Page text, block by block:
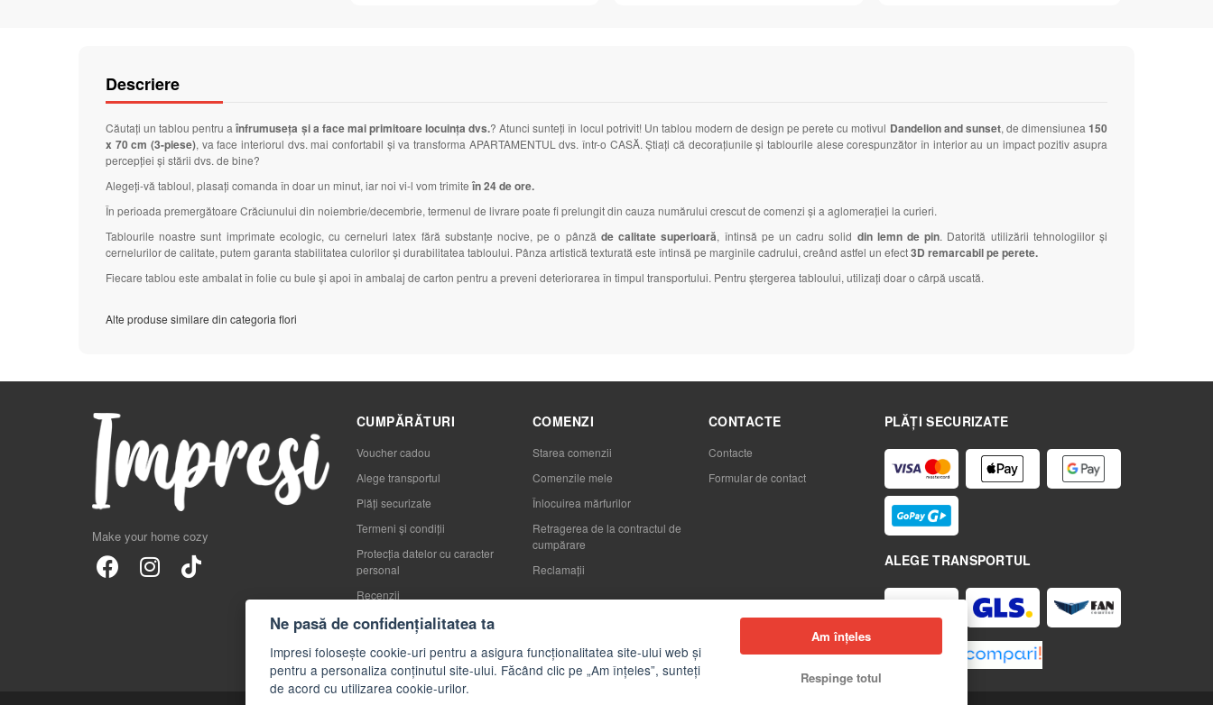
Descriere
Căutați un tablou pentru aînfrumuseța și a face mai primitoare locuința dvs.? Atunci sunteți în locul potrivit! Un tablou modern de design pe perete cu motivul Dandelion and sunset, de dimensiunea 150
x 70 cm (3-piese), va face interiorul dvs. mai confortabil și va transforma APARTAMENTUL dvs. într-o CASĂ. Știați că decorațiunile și tablourile alese corespunzător în interior au un impact pozitiv asupra
percepției și stării dvs. de bine?
Alegeți-vă tabloul, plasați comanda în doar un minut, iar noi vi-l vom trimite în 24 de ore.
În perioada premergătoare Crăciunului din noiembrie/decembrie, termenul de livrare poate fi prelungit din cauza numărului crescut de comenzi și a aglomerației la curieri.
Tablourile noastre sunt imprimate ecologic, cu cerneluri latex fără substanțe nocive, pe o pânză de calitate superioară, întinsă pe un cadru solid din lemn de pin. Datorită utilizării tehnologiilor și
cernelurilor de calitate, putem garanta stabilitatea culorilor și durabilitatea tabloului. Pânza artistică texturată este întinsă pe marginile cadrului, creând astfel un efect3D remarcabil pe perete.
Fiecare tablou este ambalat în folie cu bule și apoi în ambalaj de carton pentru a preveni deteriorarea în timpul transportului. Pentru ștergerea tabloului, utilizați doar o cârpă uscată.
Alte produse similare din categoria flori
Make your home cozy
PLĂȚI SECURIZATE
ALEGE TRANSPORTUL
CUMPĂRĂTURI
Voucher cadou
Alege transportul
Plăți securizate
Termeni și condiții
Protecția datelor cu caracter
personal
Recenzii
Blog
FAQs
COMENZI
Starea comenzii
Comenzile mele
Înlocuirea mărfurilor
Retragerea de la contractul de
cumpărare
Reclamaţii
CONTACTE
Contacte
Formular de contact
Ne pasă de confidențialitatea ta
Impresi folosește cookie-uri pentru a asigura funcționalitatea site-ului web și
pentru a personaliza conținutul site-ului. Făcând clic pe „Am înțeles”, sunteți
de acord cu utilizarea cookie-urilor.
Am înțeles
Respinge totul